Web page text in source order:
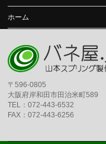
ホーム
〒596-0805
大阪府岸和田市田治米町589
TEL：072-443-6532
FAX：072-443-6256